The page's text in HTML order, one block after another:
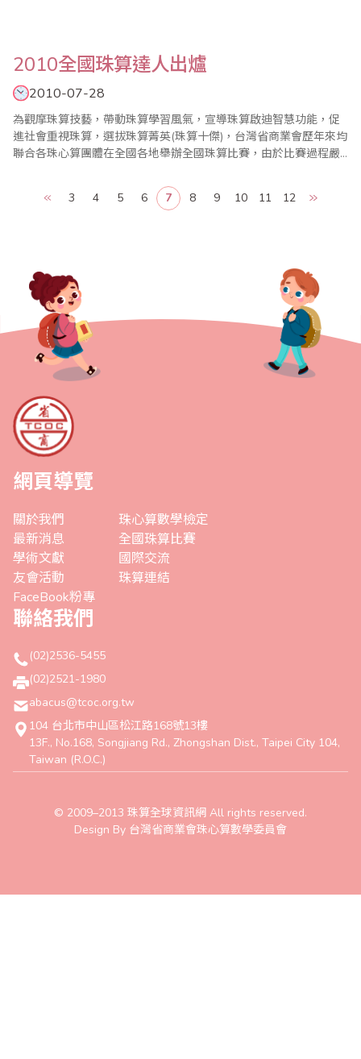
2010全國珠算達人出爐
2010-07-28
為觀摩珠算技藝，帶動珠算學習風氣，宣導珠算啟迪智慧功能，促
進社會重視珠算，選拔珠算菁英(珠算十傑)，台灣省商業會歷年來均
聯合各珠心算團體在全國各地舉辦全國珠算比賽，由於比賽過程嚴
珠心算教育蓬勃發展。今年，2010年全國珠算比賽暨國際珠算邀請
賽已於7月25日在台北縣政府603大禮堂盛大舉行，達人組選手在每
3 4 5 6 7 8 9 10 11 12
網頁導覽
關於我們
最新消息
學術文獻
友會活動
FaceBook粉專
珠心算數學檢定
全國珠算比賽
國際交流
珠算連結
聯絡我們
(02)2536-5455
(02)2521-1980
abacus@tcoc.org.tw
104 台北市中山區松江路168號13樓
13F., No.168, Songjiang Rd., Zhongshan Dist., Taipei City 104,
Taiwan (R.O.C.)
© 2009–2013 珠算全球資訊網 All rights reserved.
Design By 台灣省商業會珠心算數學委員會